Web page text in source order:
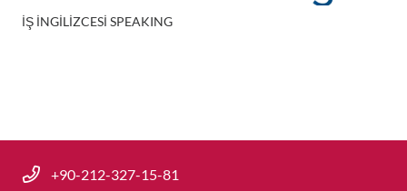
İŞ İNGİLİZCESİ SPEAKING
+90-212-327-15-81